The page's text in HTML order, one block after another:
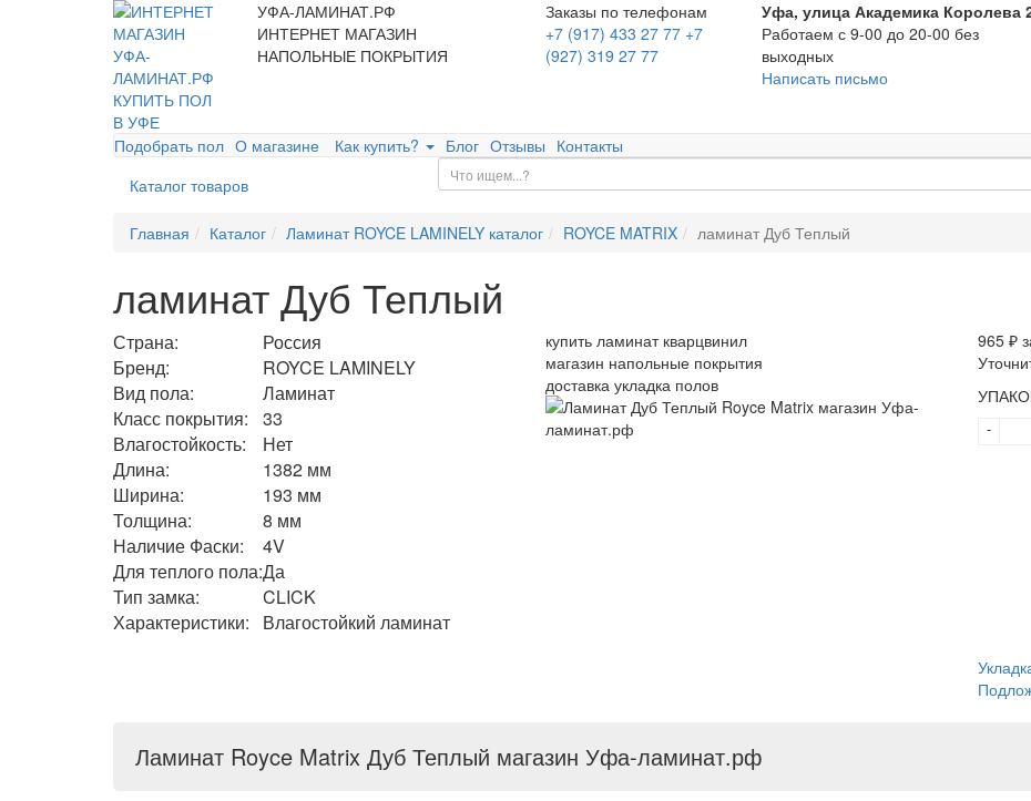
УФА-ЛАМИНАТ.РФ
ИНТЕРНЕТ МАГАЗИН
НАПОЛЬНЫЕ ПОКРЫТИЯ
Заказы по телефонам
+7 (917) 433 27 77 +7
(927) 319 27 77
Уфа, улица Академика Королева
Работаем с 9-00 до 20-00 без
выходных
Написать письмо
Подобрать пол О магазине Как купить? Блог Отзывы Контакты
Каталог товаров
Главная Каталог Ламинат ROYCE LAMINELY каталог ROYCE MATRIX ламинат Дуб Теплый
ламинат Дуб Теплый
Страна:
Россия
Бренд:
ROYCE LAMINELY
Вид пола:
Ламинат
Класс покрытия:
33
Влагостойкость:
Нет
Длина:
1382 мм
Ширина:
193 мм
Толщина:
8 мм
Наличие Фаски:
4V
Для теплого пола:Да
Тип замка:
CLICK
Характеристики:
Влагостойкий ламинат
купить ламинат кварцвинил
магазин напольные покрытия
доставка укладка полов
965 ₽
-
Ламинат Royce Matrix Дуб Теплый магазин Уфа-ламинат.рф